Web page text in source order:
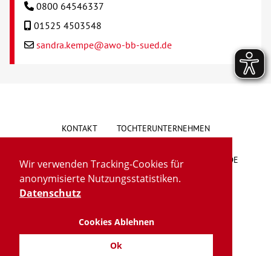
Wir verwenden Tracking-Cookies für
anonymisierte Nutzungsstatistiken.
Datenschutz
Cookies Ablehnen
Ok
0800 64546337
01525 4503548
sandra.kempe@awo-bb-sued.de
KONTAKT TOCHTERUNTERNEHMEN
HINWEISGEBERSYSTEM VORSCHLAG/BESCHWERDE
LIEFERKETTENGESETZ
IMPRESSUM DATENSCHUTZ